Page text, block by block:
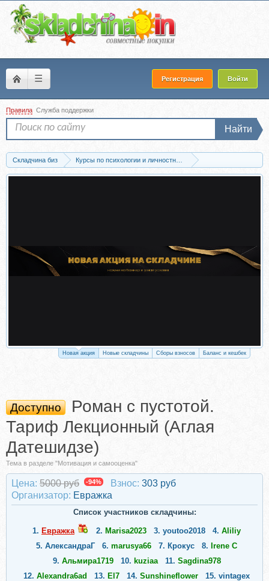
☰ Регистрация Войти
Правила Служба поддержки
Найти
Складчина биз
Курсы по психологии и личностному развитию
Мотивация и самооценка
Скачать Роман с пустотой. Тариф Лекционный
Новая акция Новые складчины Сборы взносов Баланс и кешбек
Доступно
Роман с пустотой.
Тариф Лекционный (Аглая
Датешидзе)
Тема в разделе "Мотивация и самооценка"
Цена: 5000 руб -94% Взнос: 303 руб
Организатор: Евражкa
Список участников складчины:
1. Евражкa 2. Marisa2023 3. youtoo2018 4. Aliliy
5. АлександраГ 6. marusya66 7. Крокус 8. Irene C
9. Альмира1719 10. kuziaa 11. Sagdina978
12. Alexandra6ad 13. El7 14. Sunshineflower 15. vintagex